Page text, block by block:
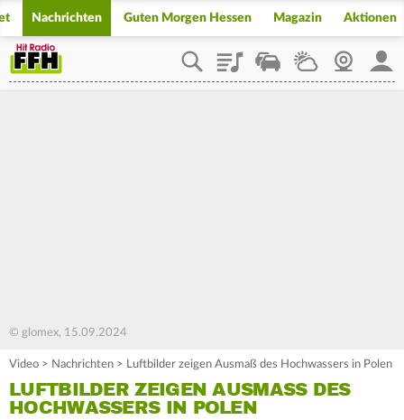
Nachrichten Guten Morgen Hessen Magazin Aktionen
PlaylistStaupilotWetterWebcam
© glomex, 15.09.2024
Video > Nachrichten > Luftbilder zeigen Ausmaß des Hochwassers in Polen
LUFTBILDER ZEIGEN AUSMASS DES H
OCHWASSERS IN POLEN